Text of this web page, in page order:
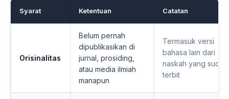
Syarat Ketentuan Catatan
Orisinalitas
Belum pernah
dipublikasikan di
jurnal, prosiding,
atau media ilmiah
manapun
Termasuk versi
bahasa lain dari
naskah yang sudah
terbit